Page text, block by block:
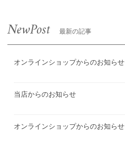
NewPost 最新の記事
オンラインショップからのお知らせ
当店からのお知らせ
オンラインショップからのお知らせ